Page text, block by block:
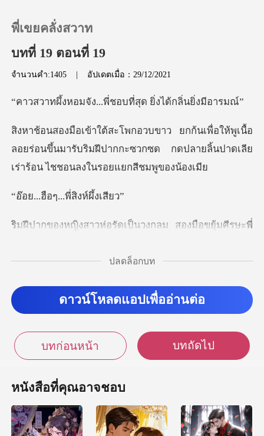
ประวัติการอ่าน
ออกจากระบบ
ดาวน์โหลดแอป
พี่เขยคลั่งสวาท
บทที่ 19 ตอนที่ 19
จำนวนคำ:1405 | อัปเดตเมื่อ：29/12/2021
..พี่ชอบที่สุด ยิ่ง
ูเนื้อ
ลอยร่อนขึ้นมารับริมฝีปากกะซวกซด กดปลายลิ้น
ๆ...พี่สิงห
มือขยุ้มศีรษะพี่
ปลดล็อกบท
ดาวน์โหลดแอปเพื่ออ่านต่อ
บทก่อนหน้า บทถัดไป
หนังสือที่คุณอาจชอบ